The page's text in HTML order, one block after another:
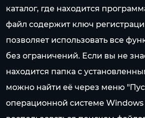
каталог, где находится
файл содержит ключ
позволяет использовать все
без ограничений. Если вы не
находится папка с
можно найти её через меню
операционной системе Windows